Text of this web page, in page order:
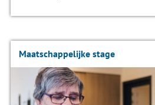
Maatschappelijke stage